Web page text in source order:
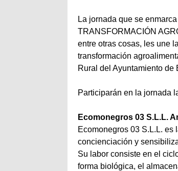
La jornada que se
TRANSFORMACIÓN
entre otras cosas, les une
transformación
Rural del Ayuntamiento de
Participarán en la jornada
Ecomonegros 03 S.L.L.
Ecomonegros 03 S.L.L.
concienciación y
Su labor consiste en el
forma biológica, el